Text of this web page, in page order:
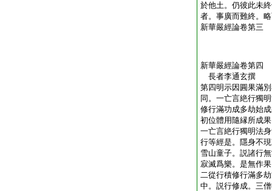
於他土。仍彼此未
者。事廣而難終。
新華嚴經論卷第三
新華嚴經論卷第四
長者李通玄撰
第四明示因圓果滿
同。一亡言絶行獨
修行滿功成多劫始
初位體用隨縁所成果
一亡言絶行獨明法
行等經是。隱身不
雪山童子。説諸行
寂滅爲樂。是無作
二從行積修行滿多
中。説行修成。三